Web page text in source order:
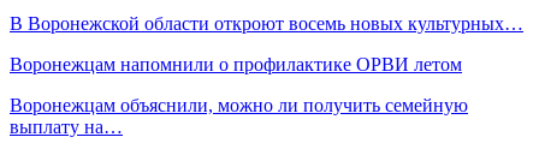
В Воронежской области откроют восемь новых культурных…
Воронежцам напомнили о профилактике ОРВИ летом
Воронежцам объяснили, можно ли получить семейную
выплату на…